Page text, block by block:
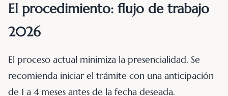
El procedimiento: flujo de trabajo
2026
El proceso actual minimiza la presencialidad. Se
recomienda iniciar el trámite con una anticipación
de 1 a 4 meses antes de la fecha deseada.